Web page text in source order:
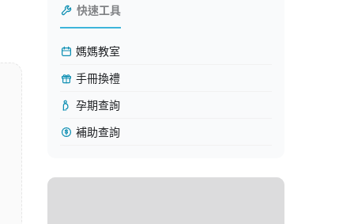
快速工具
媽媽教室
手冊換禮
孕期查詢
補助查詢